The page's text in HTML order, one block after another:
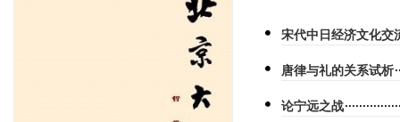
宋代中日经济文化交
唐律与礼的关系试析
论宁远之战